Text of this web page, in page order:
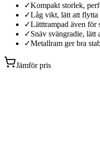
✓Kompakt storlek,
✓Låg vikt, lätt att flytta
✓Lätttrampad även för
✓Snäv svängradie, lätt
✓Metallram ger bra
Jämför pris